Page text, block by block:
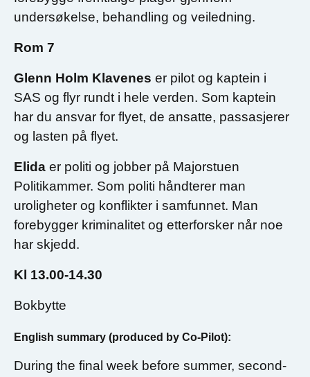
undersøkelse, behandling og veiledning.
Rom 7
Glenn Holm Klavenes er pilot og kaptein i
SAS og flyr rundt i hele verden. Som kaptein
har du ansvar for flyet, de ansatte, passasjerer
og lasten på flyet.
Elida er politi og jobber på Majorstuen
Politikammer. Som politi håndterer man
uroligheter og konflikter i samfunnet. Man
forebygger kriminalitet og etterforsker når noe
har skjedd.
Kl 13.00-14.30
Bokbytte
English summary (produced by Co-Pilot):
During the final week before summer, second-